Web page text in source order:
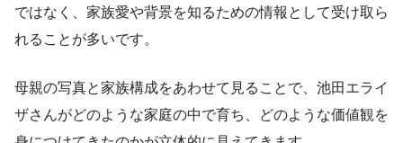
ではなく、家族愛や背景を知るための情報として受け取ら
れることが多いです。
母親の写真と家族構成をあわせて見ることで、池田エライ
ザさんがどのような家庭の中で育ち、どのような価値観を